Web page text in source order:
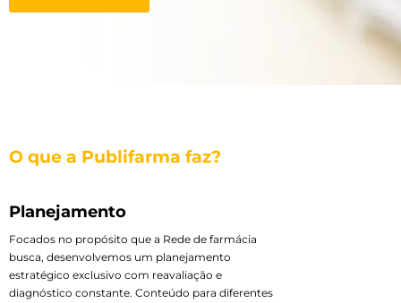
O que a Publifarma faz?
Planejamento
Focados no propósito que a Rede de farmácia
busca, desenvolvemos um planejamento
estratégico exclusivo com reavaliação e
diagnóstico constante. Conteúdo para diferentes